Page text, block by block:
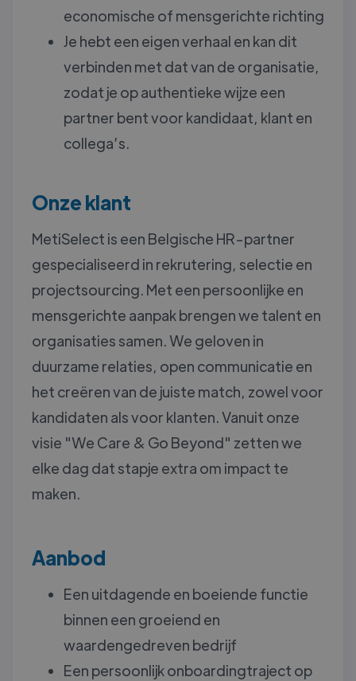
economische of mensgerichte richting
Je hebt een eigen verhaal en kan dit
verbinden met dat van de organisatie,
zodat je op authentieke wijze een
partner bent voor kandidaat, klant en
collega’s.
Onze klant
MetiSelect is een Belgische HR-partner
gespecialiseerd in rekrutering, selectie en
projectsourcing. Met een persoonlijke en
mensgerichte aanpak brengen we talent en
organisaties samen. We geloven in
duurzame relaties, open communicatie en
het creëren van de juiste match, zowel voor
kandidaten als voor klanten. Vanuit onze
visie "We Care & Go Beyond" zetten we
elke dag dat stapje extra om impact te
maken.
Aanbod
Een uitdagende en boeiende functie
binnen een groeiend en
waardengedreven bedrijf
Een persoonlijk onboardingtraject op